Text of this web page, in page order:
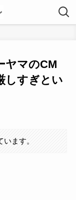
ヤマのCM
しすぎとい
ます。